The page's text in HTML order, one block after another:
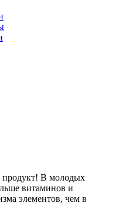
В молодых
витаминов и
элементов, чем в